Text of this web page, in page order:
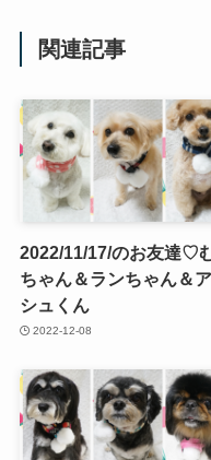
関連記事
2022/11/17/のお友達♡
ちゃん＆ランちゃん＆
シュくん
2022-12-08